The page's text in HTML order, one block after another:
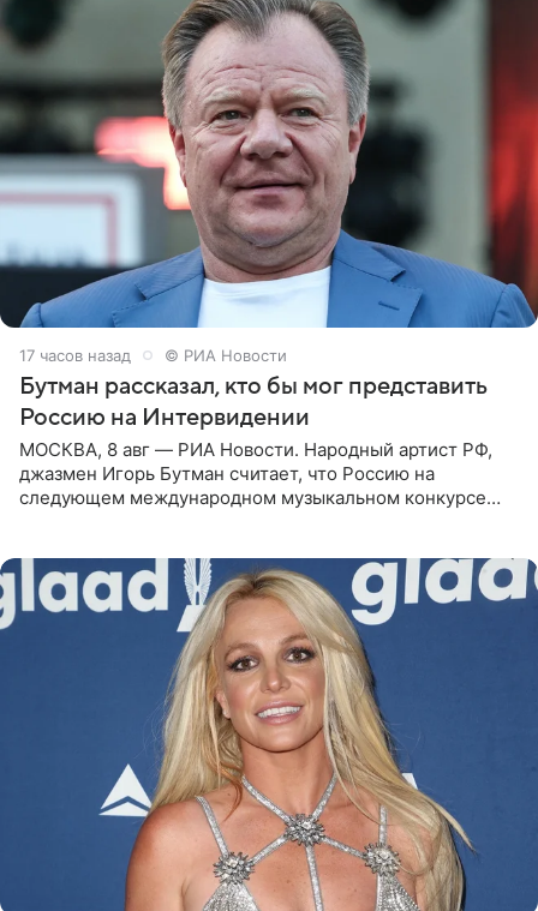
17 часов назад © РИА Новости
Бутман рассказал, кто бы мог представить
Россию на Интервидении
МОСКВА, 8 авг — РИА Новости. Народный артист РФ,
джазмен Игорь Бутман считает, что Россию на
следующем международном музыкальном конкурсе